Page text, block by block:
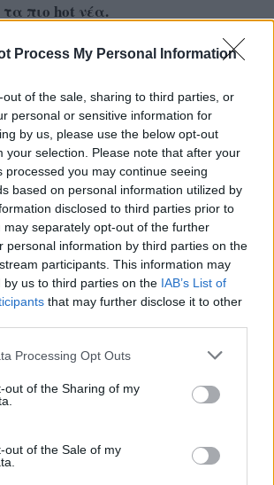
Process My Personal Information
out of the sale, sharing to third parties, or
personal or sensitive information for
by us, please use the below opt-out
your selection. Please note that after your
processed you may continue seeing
based on personal information utilized by
disclosed to third parties prior to
may separately opt-out of the further
personal information by third parties on the
participants. This information may
by us to third parties on the IAB’s List of
that may further disclose it to other
Processing Opt Outs
out of the Sharing of my
out of the Sale of my
τα πιο hot νέα.
το Pink.gr και στοInstagram
Ακόμη
CELEBS ΠΡΙΝ 91 ΕΒΔΟΜΆΔΕΣ
Έλενα Παπαρίζου – Τόνυ
Μαυρίδης: Τέλος στη
διαμάχη για τη μεζονέτα στη
Γλυφάδα
Σε ποιον περνά η κυριότητα του
Ο Ανδρέας Μικρούτσικος
«καρφώνει» παρουσιάστρια:
«Τη διέταξαν να με βρίσει»
ΠΡΙΝ 91 ΕΒΔΟΜΆΔΕΣ